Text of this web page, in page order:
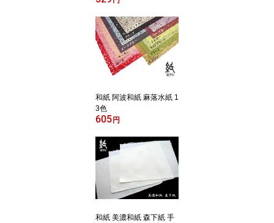
和紙 阿波和紙 麻落水紙 1
3色
605 円
和紙 美濃和紙 森下紙 手